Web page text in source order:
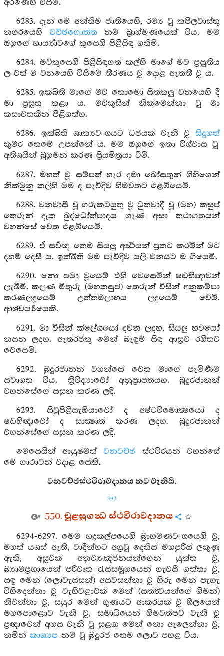
අරණෙහි විසීමි.
6283. දැන් මේ අන්තිම ජාතියෙහි, රම්‍ය වූ කපිලවාස්තු
නගරයෙහි වච්ඡගොත්ත නම් බ්‍රාහ්මණයෙක් විය. මම
ඔහුගේ භාර්‍ය්‍යාවගේ කුසෙහි පිළිසිඳ ගතිමි.
6284. මව්කුසෙහි පිළිසිඳගත් කල්හි මාගේ මව ප්‍රසූතිය
ලංවත් ම වනයෙහි විසීමේ තීරණය වූ දොළ ඇත්තී වූ ය.
6285. ඉක්බිති මාගේ මව් තොමෝ සිත්කලු වනයෙහි දී
මා ප්‍රසූත කළා ය. මව්කුසින් නික්මෙන්නා වූ මා
කසාවතකින් පිළිගත්හ.
6286. ඉක්බිති ශාක්‍යවංශයට ධජයක් වැනි වූ සිදුහත්
කුමර තෙමේ උපන්නේ ය. මම ඔහුගේ ඉතා විශ්වාස වූ
අතිශයින් බුහුමන් කරණ ප්‍රියමිත්‍රයා වීමි.
6287. මහත් වූ සම්පත් හැර දමා බෝසතුන් ගිහිගෙන්
නික්මුනු කල්හි මම ද පැවිදිව හිමවතට එළඹියෙමි.
6288. වනවාසී වූ ගරුකටයුතු වූ ධුතවාදී වූ (මහ) කසුප්
තෙරුන් දැක බුද්ධෝත්පාදය ගැණ අසා තථාගතයන්
වහන්සේ වෙත එළඹියෙමි.
6289. ඒ සර්‍වඥ තෙම සියලු අර්‍ත්‍ථයන් ප්‍රකට කරමින් මට
දහම් දෙසී ය. ඉක්බිති මම පැවිදිව යලි වනයට ම ගියෙමි.
6290. නො පමා වූයෙම් එහි වෙසෙමින් ෂඩභිඥාවන්
ලැබීමි. කලණ මිතුරු (මහකසුප්) තෙරුන් විසින් අනුකම්පා
කරණලදූයෙම් උත්තමලාභය ලදුයෙම් වෙමි.
ආශ්චර්‍ය්‍යයෙකි.
6291. මා විසින් ක්ලේශයෝ දවන ලදහ. සියලු භවයෝ
නසන ලදහ. ඇත්රජකු මෙන් බැඳුම් සිඳ ආස්‍රව රහිතව
වෙසෙමි.
6292. බුදුරජානන් වහන්සේ වෙත මාගේ පැමිණීම
ස්වාගත විය. ත්‍රිවිද්‍යාවෝ අනුප්‍රාප්තයහ. බුදුරජානන්
වහන්සේගේ සසුන කරණ ලදි.
6293. සිවුපිළිසැඹියාවෝ ද අෂ්ටවිමෝක්‍ෂයෝ ද
ෂඩභිඥාවෝ ද සාක්‍ෂාත් කරණ ලදහ. බුදුරජානන්
වහන්සේගේ සසුන කරණ ලදි.
මෙසෙයින් ආයුෂ්මත්වනවච්ඡ ස්ථවිරයන් වහන්සේ
මේ ගාථාවන් වදාළ සේකි.
වනවච්ඡස්ථවිරාවදානය නව වැනියි.
393
550. චූළසුගන්‍ධ ස්ථවිරාවදානය
6294-6297. මෙම භද්‍රකල්පයෙහි බ්‍රාහ්මණවංශයෙහි වූ,
මහත් යශස් ඇති, වාදීන්හට අග්‍රවූ දෙතිස් මහපුරිස් ලකුණු
ඇති, අසූවක් අනුව්‍යඤ්ජනයන්ගෙන් යුක්ත වූ,
බ්‍යාමප්‍රභායෙන් පරිවෘත රැස්සමූහයෙන් ගැවසී ගත්තා වූ,
සඳු මෙන් (ලෝවැස්සන්) අස්වසන්නා වූ හිරු මෙන් පැහැ
විහිදෙන්නා වූ වැහිවළාවක් මෙන් (සත්ත්‍වයන්ගේ ගිමන්)
නිවන්නා වූ, සයුර මෙන් ගුණයට ආකරයක් වූ ශීලයෙන්
මහපොළොව වැනි වූ, සමාධියෙන් හිමවත්පව් වැනි වූ
ප්‍රඥාවෙන් අහස වැනි වූ සුළඟ මෙන් නො ඇලෙන්නා වූ,
නමින් කාශ්‍යප නම් වූ බුදුරජ තෙම ලොව පහළ විය.